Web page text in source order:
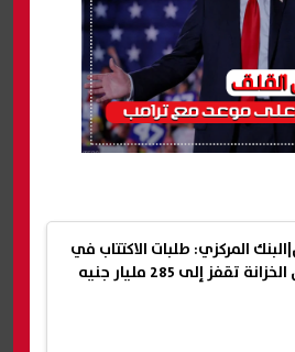
المركزي: طلبات الاكتتاب في
تقفز إلى 285 مليار جنيه